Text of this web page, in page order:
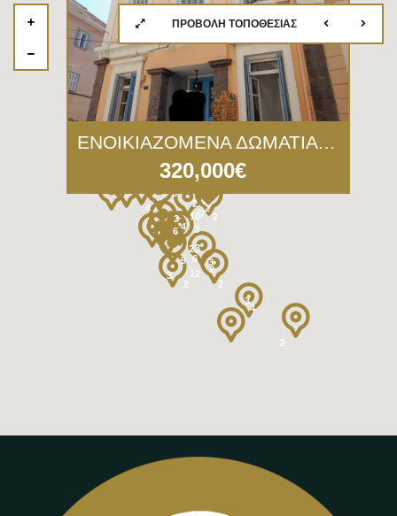
12
4
9
3
6
4
10
3
3
6
2
3
7
3
3
3
2
3
4
2
2
2
2
2
2
ΕΝΟΙΚΙΑΖΟΜΕΝΑ ΔΩΜΑΤΙΑ ΚΕΝΤΡΟ ΜΥΤΙΛΗΝΗΣ ΠΛΗΣΙΟΝ ΑΓΙΟΥ ΘΕΡΑΠΩΝΤΟΣ.
320,000€
ΠΡΟΒΟΛΉ ΤΟΠΟΘΕΣΊΑΣ